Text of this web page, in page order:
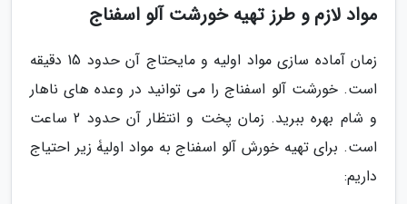
مواد لازم و طرز تهیه خورشت آلو اسفناج
زمان آماده سازی مواد اولیه و مایحتاج آن حدود 15 دقیقه
است. خورشت آلو اسفناج را می توانید در وعده های ناهار
و شام بهره ببرید. زمان پخت و انتظار آن حدود 2 ساعت
است. برای تهیه خورش آلو اسفناج به مواد اولیۀ زیر احتیاج
داریم: